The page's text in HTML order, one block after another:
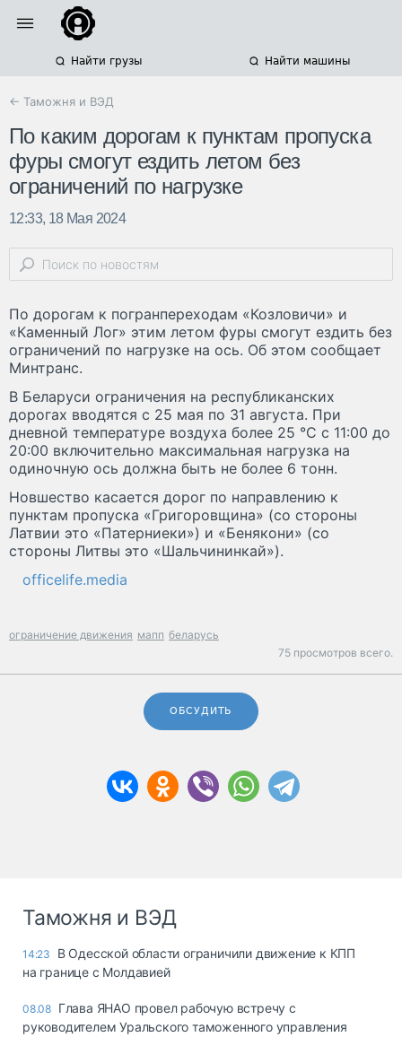
Найти грузы Найти машины
← Таможня и ВЭД
По каким дорогам к пунктам пропуска
фуры смогут ездить летом без
ограничений по нагрузке
12:33, 18 Мая 2024
По дорогам к погранпереходам «Козловичи» и
«Каменный Лог» этим летом фуры смогут ездить без
ограничений по нагрузке на ось. Об этом сообщает
Минтранс.
В Беларуси ограничения на республиканских
дорогах вводятся с 25 мая по 31 августа. При
дневной температуре воздуха более 25 °C с 11:00 до
20:00 включительно максимальная нагрузка на
одиночную ось должна быть не более 6 тонн.
Новшество касается дорог по направлению к
пунктам пропуска «Григоровщина» (со стороны
Латвии это «Патерниеки») и «Бенякони» (со
стороны Литвы это «Шальчининкай»).
officelife.media
ограничение движения мапп беларусь
75 просмотров всего.
ОБСУДИТЬ
Таможня и ВЭД
14:23
В Одесской области ограничили движение к КПП
на границе с Молдавией
08.08 Глава ЯНАО провел рабочую встречу с
руководителем Уральского таможенного управления